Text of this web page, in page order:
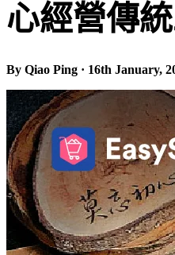
心經營傳
By Qiao Ping · 16th January,